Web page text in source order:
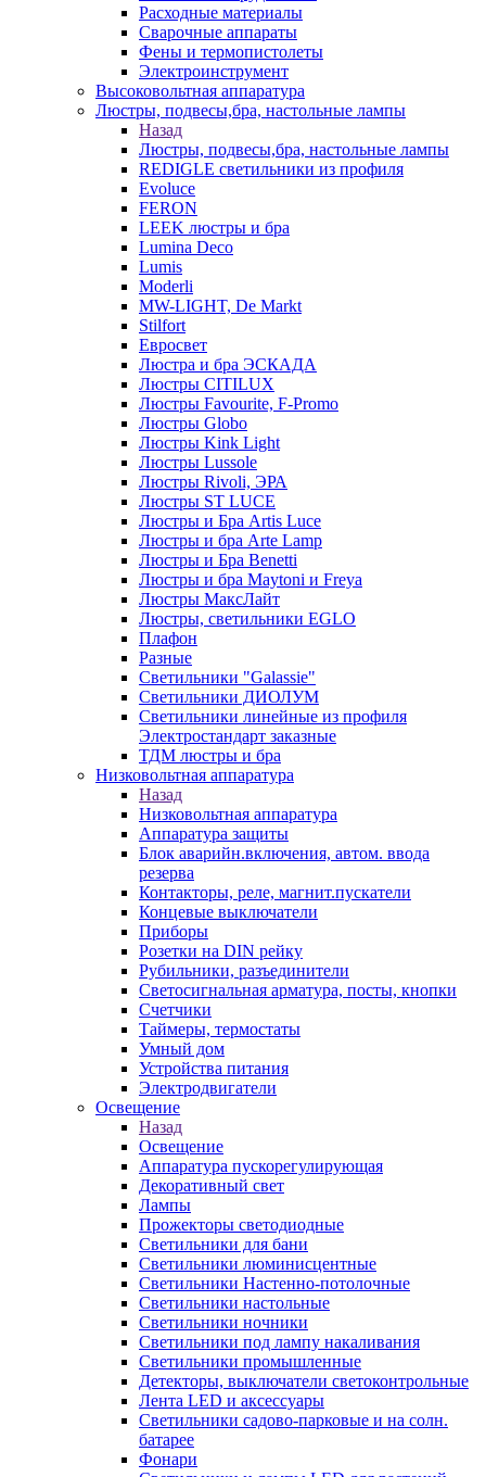
Расходные материалы
Сварочные аппараты
Фены и термопистолеты
Электроинструмент
Высоковольтная аппаратура
Люстры, подвесы,бра, настольные лампы
Назад
Люстры, подвесы,бра, настольные лампы
REDIGLE светильники из профиля
Evoluce
FERON
LEEK люстры и бра
Lumina Deco
Lumis
Moderli
MW-LIGHT, De Markt
Stilfort
Евросвет
Люстра и бра ЭСКАДА
Люстры CITILUX
Люстры Favourite, F-Promo
Люстры Globo
Люстры Kink Light
Люстры Lussole
Люстры Rivoli, ЭРА
Люстры ST LUCE
Люстры и Бра Artis Luce
Люстры и бра Arte Lamp
Люстры и Бра Benetti
Люстры и бра Maytoni и Freya
Люстры МаксЛайт
Люстры, светильники EGLO
Плафон
Разные
Светильники "Galassie"
Светильники ДИОЛУМ
Светильники линейные из профиля
Электростандарт заказные
ТДМ люстры и бра
Низковольтная аппаратура
Назад
Низковольтная аппаратура
Аппаратура защиты
Блок аварийн.включения, автом. ввода
резерва
Контакторы, реле, магнит.пускатели
Концевые выключатели
Приборы
Розетки на DIN рейку
Рубильники, разъединители
Светосигнальная арматура, посты, кнопки
Счетчики
Таймеры, термостаты
Умный дом
Устройства питания
Электродвигатели
Освещение
Назад
Освещение
Аппаратура пускорегулирующая
Декоративный свет
Лампы
Прожекторы светодиодные
Светильники для бани
Светильники люминисцентные
Светильники Настенно-потолочные
Светильники настольные
Светильники ночники
Светильники под лампу накаливания
Светильники промышленные
Детекторы, выключатели светоконтрольные
Лента LED и аксессуары
Светильники садово-парковые и на солн.
батарее
Фонари